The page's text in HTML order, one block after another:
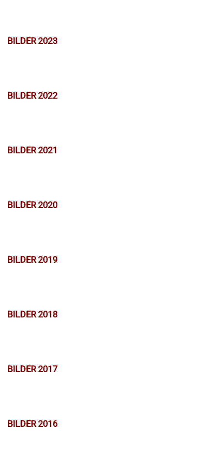
BILDER 2023
BILDER 2022
BILDER 2021
BILDER 2020
BILDER 2019
BILDER 2018
BILDER 2017
BILDER 2016